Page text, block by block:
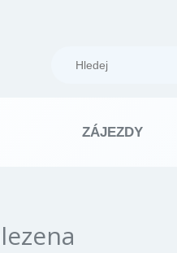
ZÁJEZDY